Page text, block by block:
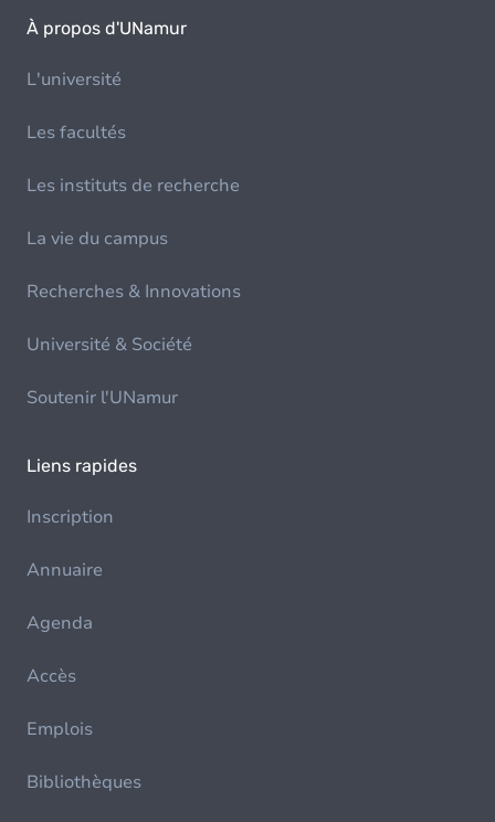
À propos d'UNamur
L'université
Les facultés
Les instituts de recherche
La vie du campus
Recherches & Innovations
Université & Société
Soutenir l'UNamur
Liens rapides
Inscription
Annuaire
Agenda
Accès
Emplois
Bibliothèques